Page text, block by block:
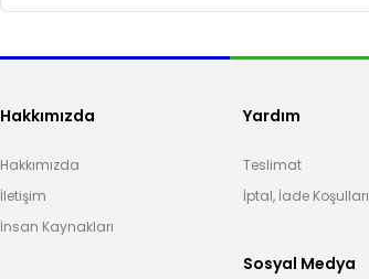
Hakkımızda
Hakkımızda
İletişim
İnsan Kaynakları
Yardım
Teslimat
İptal, İade Koşulları
Sosyal Medya